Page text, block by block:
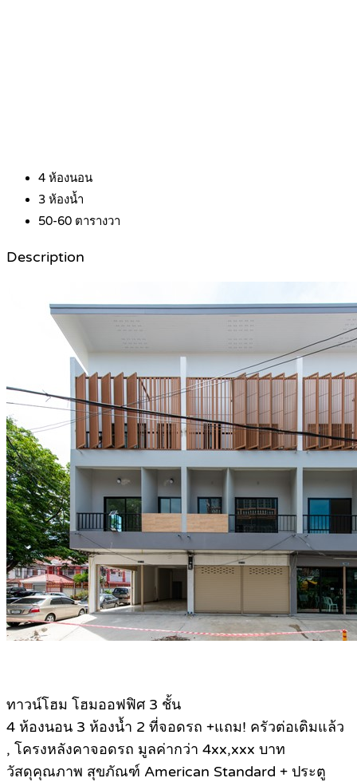
4 ห้องนอน
3 ห้องน้ำ
50-60 ตารางวา
Description
ทาวน์โฮม โฮมออฟฟิศ 3 ชั้น
4 ห้องนอน 3 ห้องน้ำ 2 ที่จอดรถ +แถม! ครัวต่อเติมแล้ว
, โครงหลังคาจอดรถ มูลค่ากว่า 4xx,xxx บาท
วัสดุคุณภาพ สุขภัณฑ์ American Standard + ประตู